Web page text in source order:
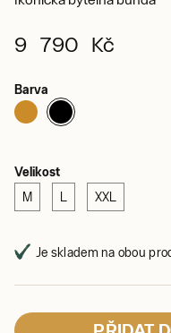
9 790 Kč
Barva
Velikost
M L XXL
Je skladem na obou